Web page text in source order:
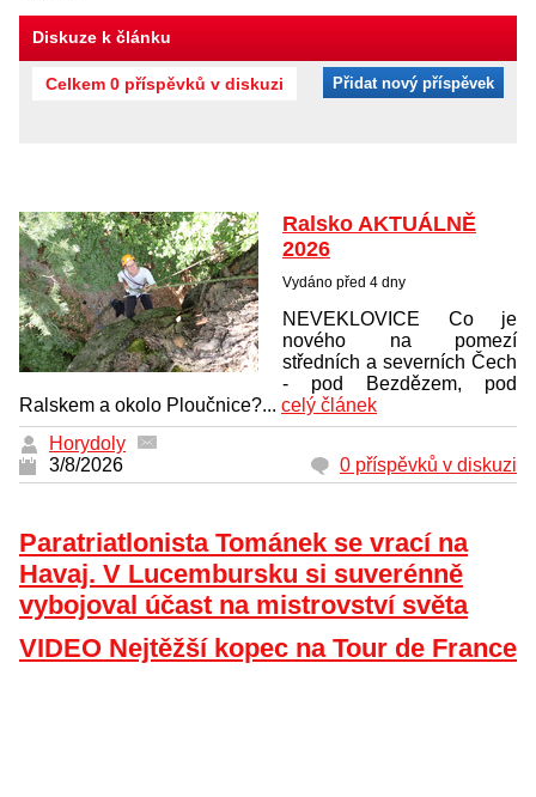
Diskuze k článku
Celkem 0 příspěvků v diskuzi Přidat nový příspěvek
Ralsko AKTUÁLNĚ
2026
Vydáno před 4 dny
NEVEKLOVICE Co je
nového na pomezí
středních a severních Čech
- pod Bezdězem, pod
Ralskem a okolo Ploučnice?... celý článek
Horydoly
3/8/2026
0 příspěvků v diskuzi
Paratriatlonista Tománek se vrací na
Havaj. V Lucembursku si suverénně
vybojoval účast na mistrovství světa
VIDEO Nejtěžší kopec na Tour de France